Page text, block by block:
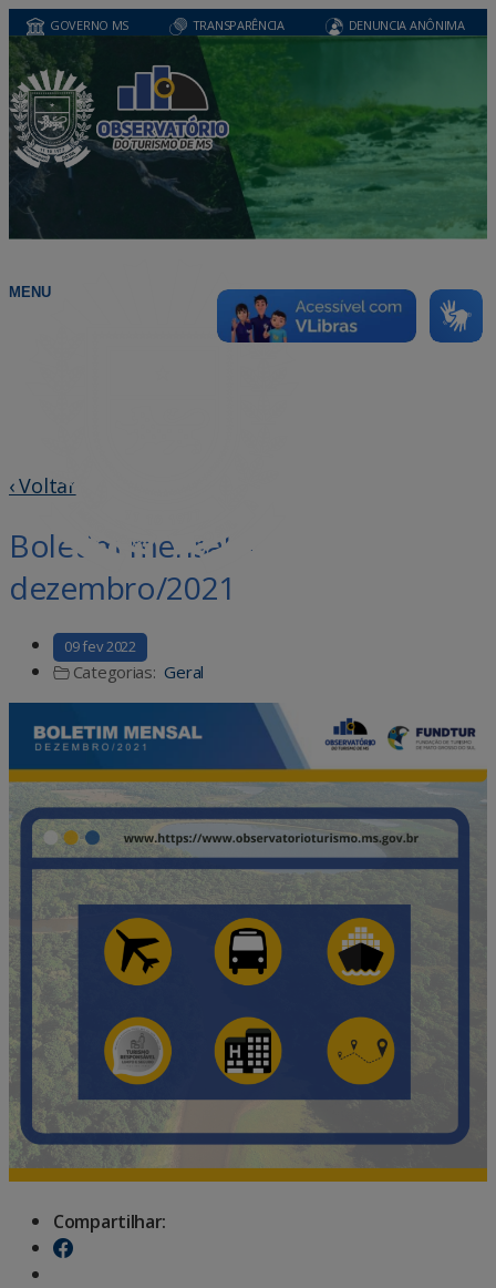
GOVERNO MS TRANSPARÊNCIA DENUNCIA ANÔNIMA
MENU
‹ Voltar
Boletim mensal –
dezembro/2021
09 fev 2022
Categorias: Geral
Compartilhar: